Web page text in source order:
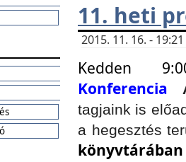
11. heti
2015. 11. 16. -
Kedden
Konferencia
tagjaink is
a hegesztés
könyvtárában